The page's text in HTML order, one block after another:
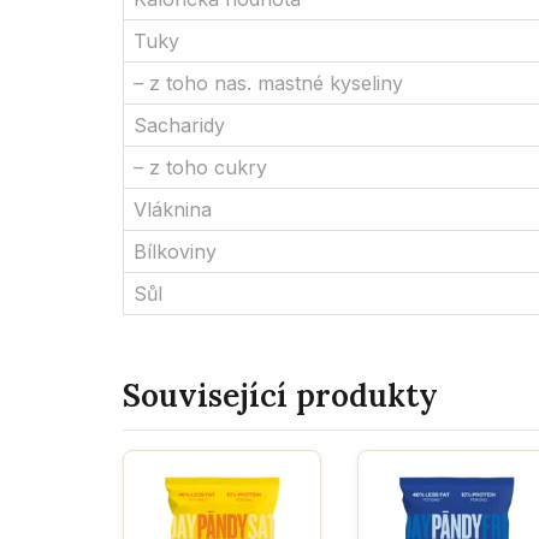
Tuky
– z toho nas. mastné kyseliny
Sacharidy
– z toho cukry
Vláknina
Bílkoviny
Sůl
Související produkty